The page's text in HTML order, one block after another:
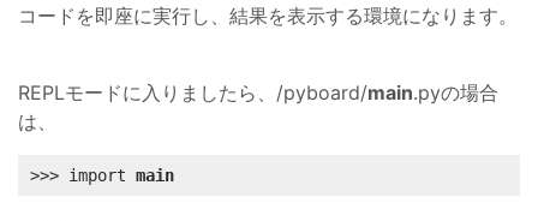
コードを即座に実行し、結果を表示する環境になります。
REPLモードに入りましたら、/pyboard/main.pyの場合
は、
>>> import main